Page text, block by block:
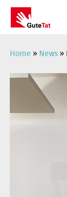
springen
Home » News »